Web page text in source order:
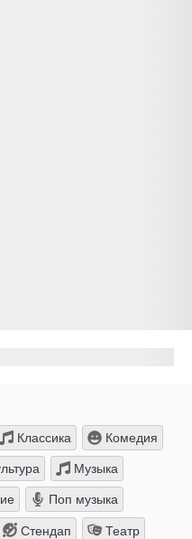
Классика Комедия
Музыка
Поп музыка
Стендап Театр